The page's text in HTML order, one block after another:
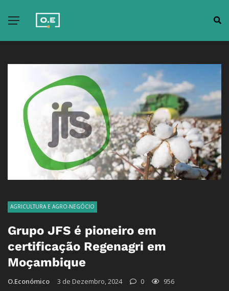
AGRICULTURA E AGRO-NEGÓCIO
Grupo JFS é pioneiro em
certificação Regenagri em
Moçambique
O.Económico 3 de Dezembro, 2024 0 956